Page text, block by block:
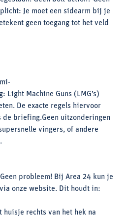
Je moet een sidearm bij je
geen toegang tot het veld
Light Machine Guns (LMG’s)
De exacte regels hiervoor
briefing.Geen uitzonderingen
vingers, of andere
probleem! Bij Area 24 kun je
onze website. Dit houdt in:
rechts van het hek na